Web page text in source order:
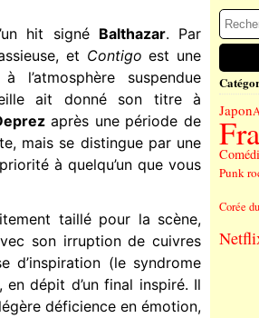
hit signé Balthazar. Par
et Contigo est une
suspendue
ait donné son titre à
après une période de
mais se distingue par une
à quelqu’un que vous
taillé pour la scène,
son irruption de cuivres
d’inspiration (le syndrome
dépit d’un final inspiré. Il
déficience en émotion,
Japon
Punk
Corée